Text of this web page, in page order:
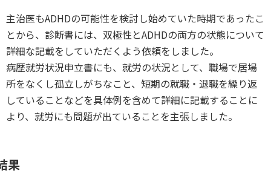
主治医もADHDの可能性を検討し始めていた時期であったこ
とから、診断書には、双極性とADHDの両方の状態について
詳細な記載をしていただくよう依頼をしました。
病歴就労状況申立書にも、就労の状況として、職場で居場
所をなくし孤立しがちなこと、短期の就職・退職を繰り返
していることなどを具体例を含めて詳細に記載することに
より、就労にも問題が出ていることを主張しました。
果